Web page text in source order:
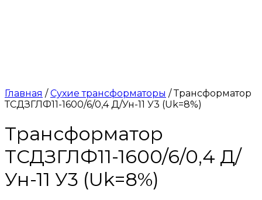
Главная /Сухие трансформаторы / Трансформатор
ТСДЗГЛФ11-1600/6/0,4 Д/Ун-11 У3 (Uk=8%)
Трансформатор
ТСДЗГЛФ11-1600/6/0,4 Д/
Ун-11 У3 (Uk=8%)